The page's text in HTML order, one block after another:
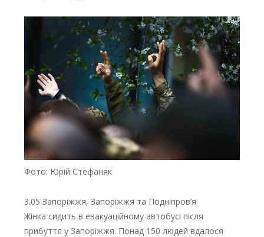
Фото: Юрій Стефаняк
3.05 Запоріжжя, Запоріжжя та Подніпров’я
Жінка сидить в евакуаційному автобусі після
прибуття у Запоріжжя. Понад 150 людей вдалося